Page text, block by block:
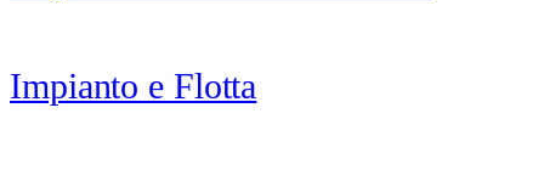
Impianto e Flotta